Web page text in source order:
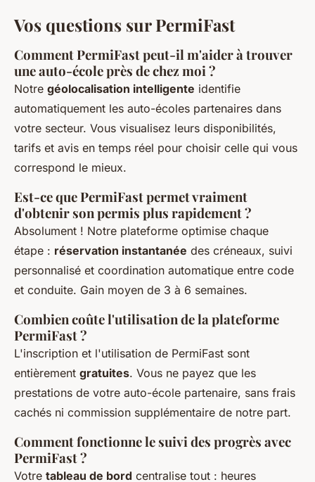
Vos questions sur PermiFast
Comment PermiFast peut-il m'aider à trouver
une auto-école près de chez moi ?
Notre géolocalisation intelligente identifie
automatiquement les auto-écoles partenaires dans
votre secteur. Vous visualisez leurs disponibilités,
tarifs et avis en temps réel pour choisir celle qui vous
correspond le mieux.
Est-ce que PermiFast permet vraiment
d'obtenir son permis plus rapidement ?
Absolument ! Notre plateforme optimise chaque
étape : réservation instantanée des créneaux, suivi
personnalisé et coordination automatique entre code
et conduite. Gain moyen de 3 à 6 semaines.
Combien coûte l'utilisation de la plateforme
PermiFast ?
L'inscription et l'utilisation de PermiFast sont
entièrement gratuites. Vous ne payez que les
prestations de votre auto-école partenaire, sans frais
cachés ni commission supplémentaire de notre part.
Comment fonctionne le suivi des progrès avec
PermiFast ?
Votre tableau de bord centralise tout : heures